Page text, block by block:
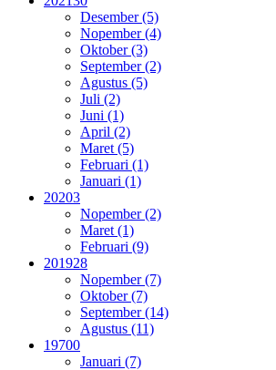
Desember (5)
Nopember (4)
Oktober (3)
September (2)
Agustus (5)
Juli (2)
Juni (1)
April (2)
Maret (5)
Februari (1)
Januari (1)
20203
Nopember (2)
Maret (1)
Februari (9)
201928
Nopember (7)
Oktober (7)
September (14)
Agustus (11)
19700
Januari (7)